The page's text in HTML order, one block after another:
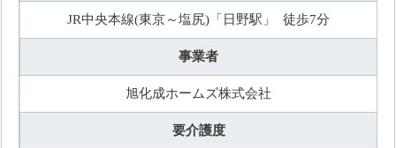
JR中央本線(東京～塩尻)「日野駅」 徒歩7分
事業者
旭化成ホームズ株式会社
要介護度